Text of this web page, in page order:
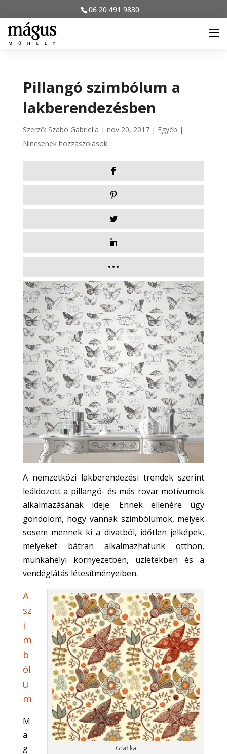
06 20 491 9830
Pillangó szimbólum a
lakberendezésben
Szerző: Szabó Gabriella | nov 20, 2017| Egyéb |
Nincsenek hozzászólások
A nemzetközi lakberendezési trendek szerint
leáldozott a pillangó- és más rovar motívumok
alkalmazásának ideje. Ennek ellenére úgy
gondolom, hogy vannak szimbólumok, melyek
sosem mennek ki a divatból, időtlen jelképek,
melyeket bátran alkalmazhatunk otthon,
munkahelyi környezetben, üzletekben és a
vendéglátás létesítményeiben.
Grafika
A
sz
i
m
b
ól
u
m
M
a
g